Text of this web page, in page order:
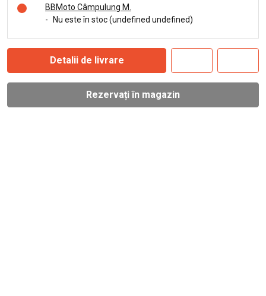
BBMoto Câmpulung M.
-
Nu este în stoc (undefined undefined)
Detalii de livrare
Rezervați în magazin